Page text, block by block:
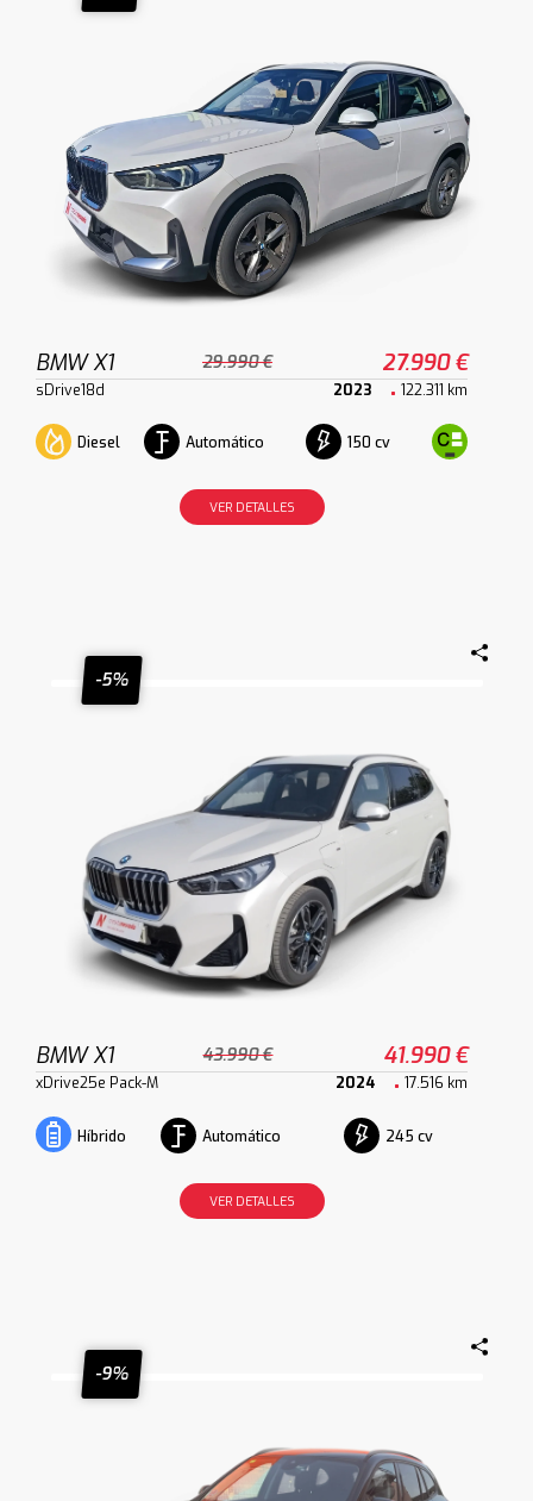
BMW X1 29.990 € 27.990 €
sDrive18d 2023 122.311 km
Diesel Automático 150 cv
VER DETALLES
-5%
BMW X1 43.990 € 41.990 €
xDrive25e Pack-M 2024 17.516 km
Híbrido Automático 245 cv
VER DETALLES
-9%